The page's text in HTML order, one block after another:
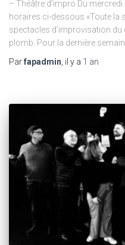
– Théâtre d’impro Du
horaires ci-dessous «Toute la
spectacles d’improvisation du
plomb. Pour la dernière
Parfapadmin , il y a 1 an